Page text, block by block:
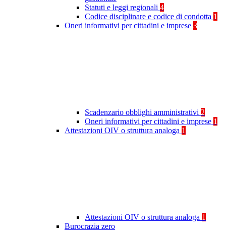
Statuti e leggi regionali 4
Codice disciplinare e codice di condotta 1
Oneri informativi per cittadini e imprese 3
Scadenzario obblighi amministrativi 2
Oneri informativi per cittadini e imprese 1
Attestazioni OIV o struttura analoga 1
Attestazioni OIV o struttura analoga 1
Burocrazia zero